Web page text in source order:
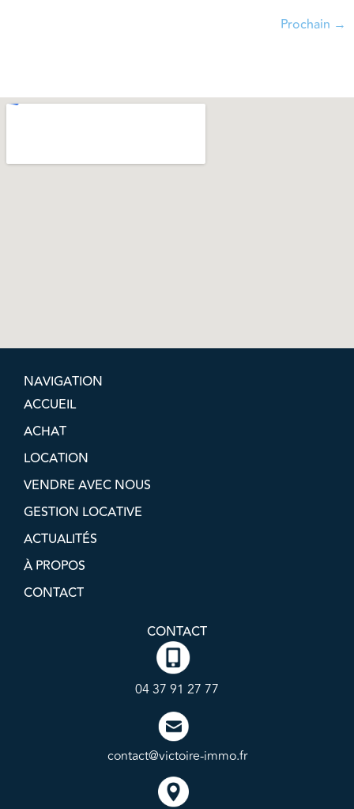
Prochain →
NAVIGATION
ACCUEIL
ACHAT
LOCATION
VENDRE AVEC NOUS
GESTION LOCATIVE
ACTUALITÉS
À PROPOS
CONTACT
CONTACT
04 37 91 27 77
contact@victoire-immo.fr